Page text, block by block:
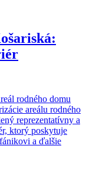
rodného domu
areálu rodného
reprezentatívny a
ktorý poskytuje
a ďalšie